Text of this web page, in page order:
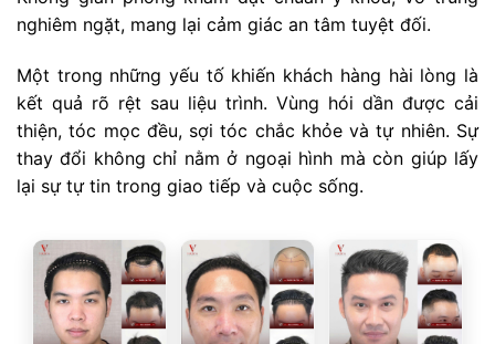
nghiêm ngặt, mang lại cảm giác an tâm tuyệt đối.
Một trong những yếu tố khiến khách hàng hài lòng là
kết quả rõ rệt sau liệu trình. Vùng hói dần được cải
thiện, tóc mọc đều, sợi tóc chắc khỏe và tự nhiên. Sự
thay đổi không chỉ nằm ở ngoại hình mà còn giúp lấy
lại sự tự tin trong giao tiếp và cuộc sống.